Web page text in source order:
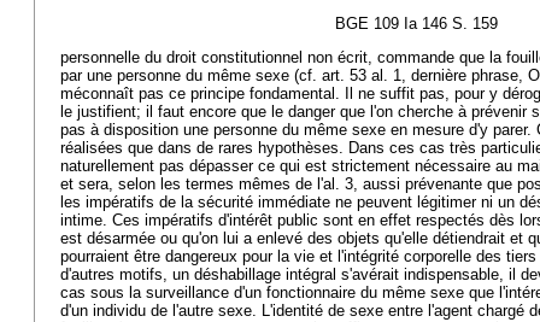
BGE 109 Ia 146 S. 159
personnelle du droit constitutionnel non écrit, commande que la
par une personne du même sexe (cf. art. 53 al. 1, dernière phrase,
méconnaît pas ce principe fondamental. Il ne suffit pas, pour y
le justifient; il faut encore que le danger que l'on cherche à prévenir
pas à disposition une personne du même sexe en mesure d'y
réalisées que dans de rares hypothèses. Dans ces cas très
naturellement pas dépasser ce qui est strictement nécessaire au
et sera, selon les termes mêmes de l'al. 3, aussi prévenante que
les impératifs de la sécurité immédiate ne peuvent légitimer ni un
intime. Ces impératifs d'intérêt public sont en effet respectés dès
est désarmée ou qu'on lui a enlevé des objets qu'elle détiendrait et
pourraient être dangereux pour la vie et l'intégrité corporelle des
d'autres motifs, un déshabillage intégral s'avérait indispensable, il
cas sous la surveillance d'un fonctionnaire du même sexe que
d'un individu de l'autre sexe. L'identité de sexe entre l'agent chargé